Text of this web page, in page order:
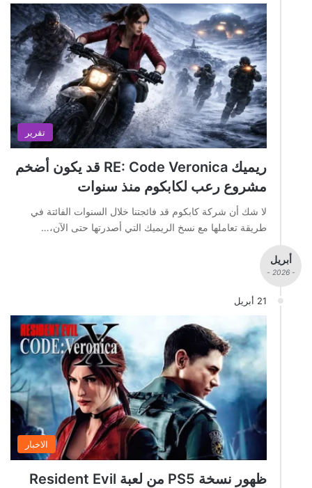
تقرير
ريميك RE: Code Veronica قد يكون أضخم
مشروع رعب لكابكوم منذ سنوات
لا شك أن شركة كابكوم قد فائجتنا خلال السنوات الفائتة في
طريقة تعاملها مع نسخ الريميك التي أصدرتها حتى الآن،…
أبريل
- 2026 -
21 أبريل
الاخبار
ظهور نسخة PS5 من لعبة Resident Evil